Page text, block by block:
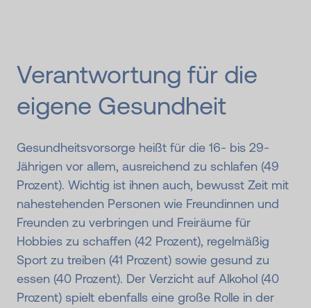
Verantwortung für die
eigene Gesundheit
Gesundheitsvorsorge heißt für die 16- bis 29-
Jährigen vor allem, ausreichend zu schlafen (49
Prozent). Wichtig ist ihnen auch, bewusst Zeit mit
nahestehenden Personen wie Freundinnen und
Freunden zu verbringen und Freiräume für
Hobbies zu schaffen (42 Prozent), regelmäßig
Sport zu treiben (41 Prozent) sowie gesund zu
essen (40 Prozent). Der Verzicht auf Alkohol (40
Prozent) spielt ebenfalls eine große Rolle in der